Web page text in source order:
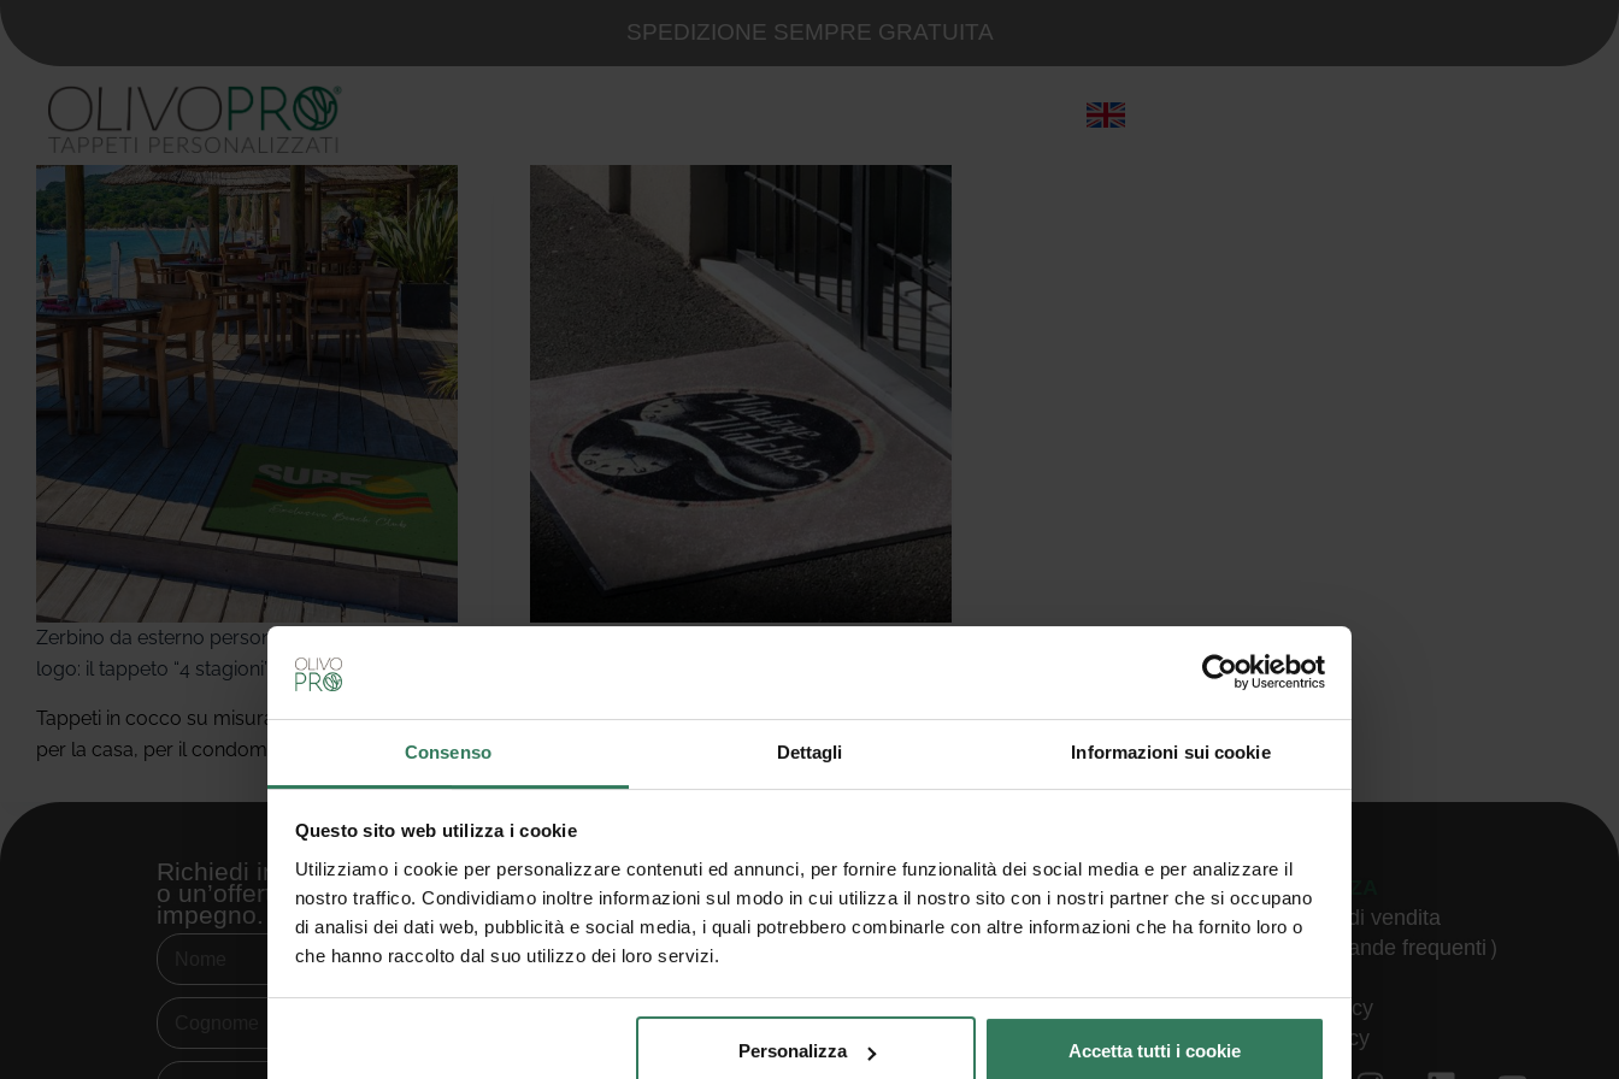
Consenso Dettagli Informazioni sui cookie
Questo sito web utilizza i cookie
Utilizziamo i cookie per personalizzare contenuti ed annunci, per fornire funzionalità dei social media e per analizzare il
nostro traffico. Condividiamo inoltre informazioni sul modo in cui utilizza il nostro sito con i nostri partner che si occupano
di analisi dei dati web, pubblicità e social media, i quali potrebbero combinarle con altre informazioni che ha fornito loro o
che hanno raccolto dal suo utilizzo dei loro servizi.
Personalizza Accetta tutti i cookie
SPEDIZIONE SEMPRE GRATUITA
Zerbino da esterno personalizzato con
logo: il tappeto “4 stagioni”
Tappeti in cocco su misura: per l’azienda,
per la casa, per il condominio
Richiedi informazioni
o un’offerta senza
impegno.
By OLIVO GROUP
Via dell’Industria e
dell’Artigianato, 22/A
35010 Carmignano di Brenta
AZIENDA
Chi siamo
Blog
ASSISTENZA
Condizioni di vendita
FAQ (Domande frequenti)
Privacy policy
Cookie policy